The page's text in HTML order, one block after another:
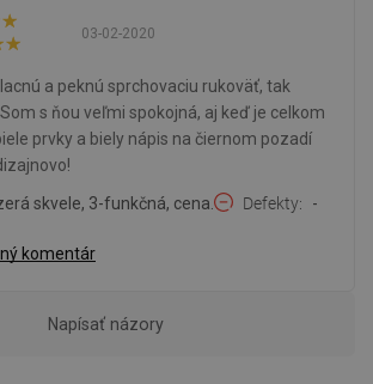
03-02-2020
a peknú sprchovaciu rukoväť, tak
s ňou veľmi spokojná, aj keď je celkom
prvky a biely nápis na čiernom pozadí
skvele, 3-funkčná, cena. Defekty -
komentár
Napísať názory